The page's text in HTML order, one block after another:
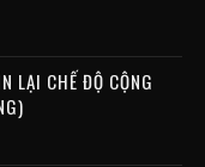
LẠI CHẾ ĐỘ CỘNG